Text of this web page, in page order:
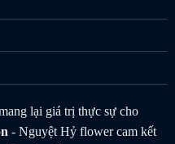
lại giá trị thực sự cho
- Nguyệt Hỷ flower cam kết